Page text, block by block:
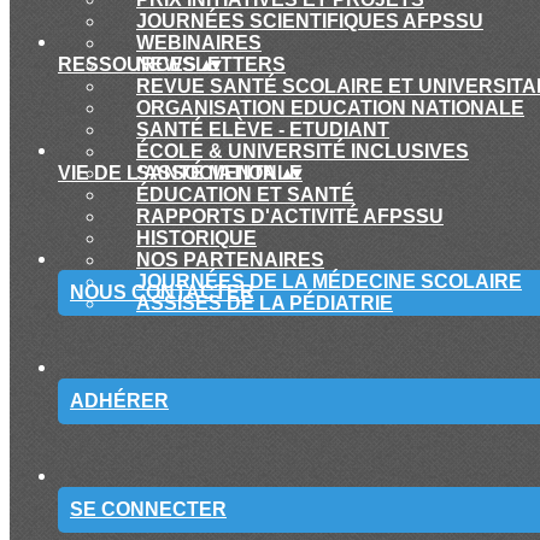
JOURNÉES SCIENTIFIQUES AFPSSU
WEBINAIRES
NEWSLETTERS
REVUE SANTÉ SCOLAIRE ET
RESSOURCES▴▾
ORGANISATION EDUCATION NATIONALE
SANTÉ ELÈVE - ETUDIANT
ÉCOLE & UNIVERSITÉ INCLUSIVES
SANTÉ MENTALE
ÉDUCATION ET SANTÉ
VIE DE L'ASSOCIATION▴▾
RAPPORTS D'ACTIVITÉ AFPSSU
HISTORIQUE
NOS PARTENAIRES
JOURNÉES DE LA MÉDECINE SCOLAIRE
ASSISES DE LA PÉDIATRIE
NOUS CONTACTER
ADHÉRER
SE CONNECTER